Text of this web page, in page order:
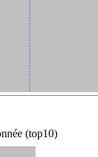
(top10)